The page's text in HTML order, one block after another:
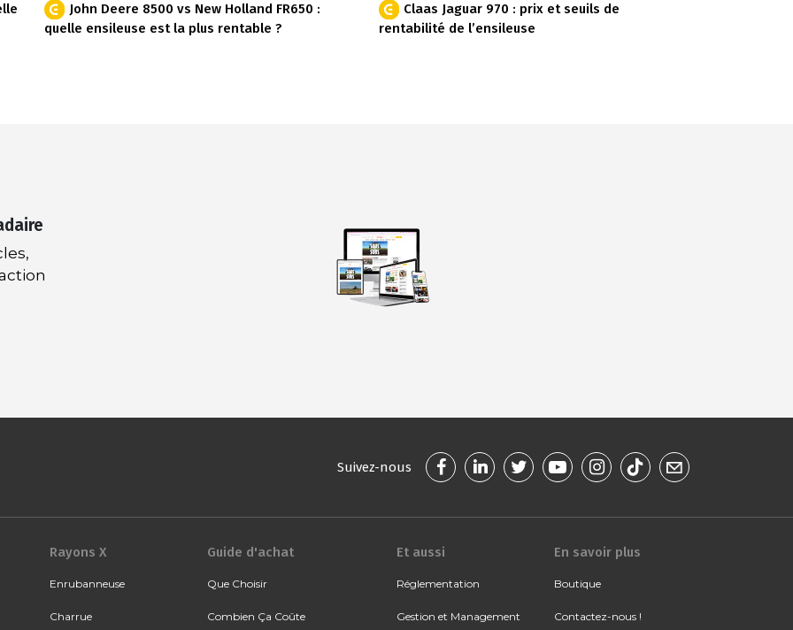
John Deere 8500 vs New Holland FR650 :
quelle ensileuse est la plus rentable ?
Claas Jaguar 970 : prix et seuils de
rentabilité de l’ensileuse
Suivez-nous
Rayons X
Enrubanneuse
Charrue
Guide d'achat
Que Choisir
Combien Ça Coûte
Et aussi
Réglementation
Gestion et Management
En savoir plus
Boutique
Contactez-nous !